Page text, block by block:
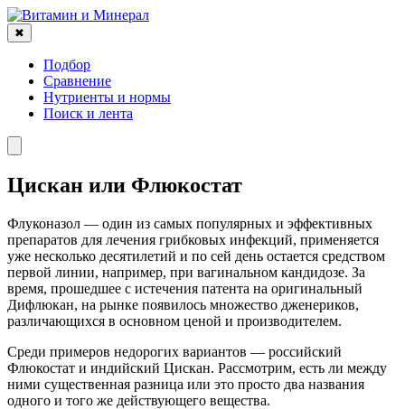
✖
Подбор
Сравнение
Нутриенты и нормы
Поиск и лента
Цискан или Флюкостат
Флуконазол — один из самых популярных и эффективных
препаратов для лечения грибковых инфекций, применяется
уже несколько десятилетий и по сей день остается средством
первой линии, например, при вагинальном кандидозе. За
время, прошедшее с истечения патента на оригинальный
Дифлюкан, на рынке появилось множество дженериков,
различающихся в основном ценой и производителем.
Среди примеров недорогих вариантов — российский
Флюкостат и индийский Цискан. Рассмотрим, есть ли между
ними существенная разница или это просто два названия
одного и того же действующего вещества.